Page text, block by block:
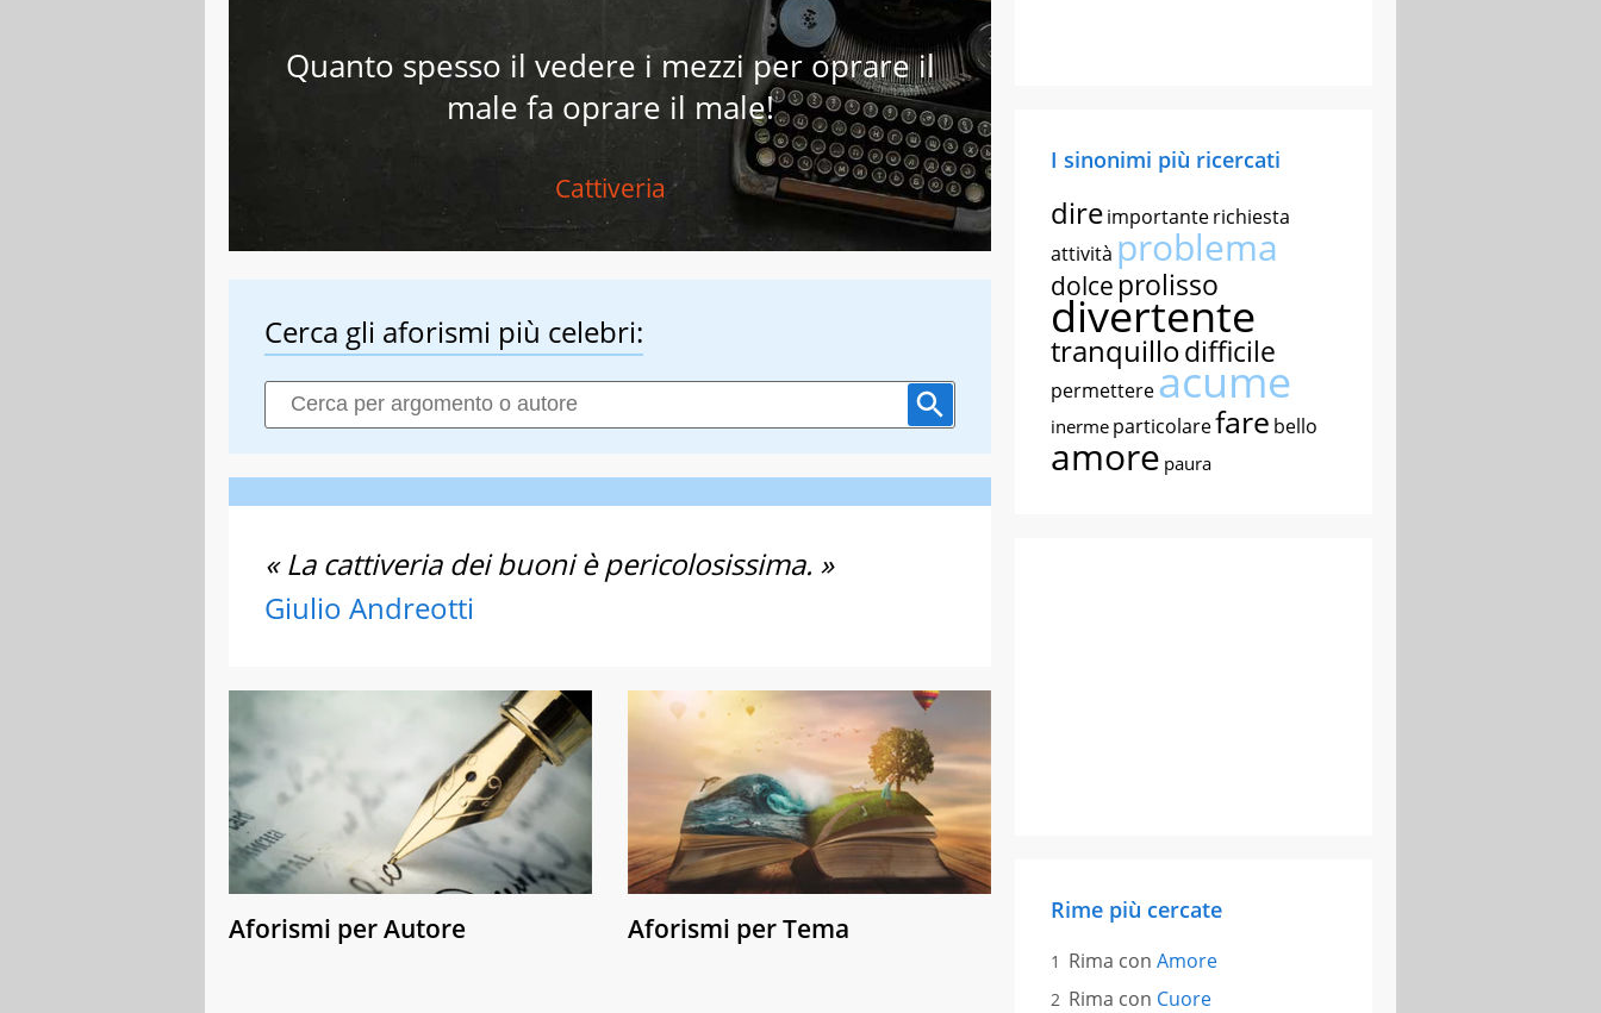
Quanto spesso il vedere i mezzi per oprare il
male fa oprare il male!
Cattiveria
Cerca gli aforismi più celebri:
« La cattiveria dei buoni è pericolosissima. »
Giulio Andreotti
Aforismi per Autore Aforismi per Tema
I sinonimi più ricercati
direimportanterichiesta
attività problema
dolce prolisso
divertente
tranquillodifficile
permettereacume
inerme particolarefare bello
amore paura
Rime più cercate
Rima con Amore
Rima con Cuore